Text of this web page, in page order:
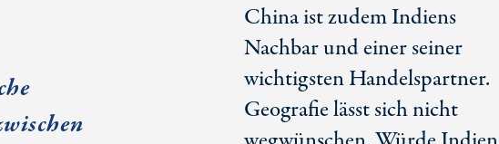
China ist zudem Indiens
Nachbar und einer seiner
wichtigsten Handelspartner.
Geografie lässt sich nicht